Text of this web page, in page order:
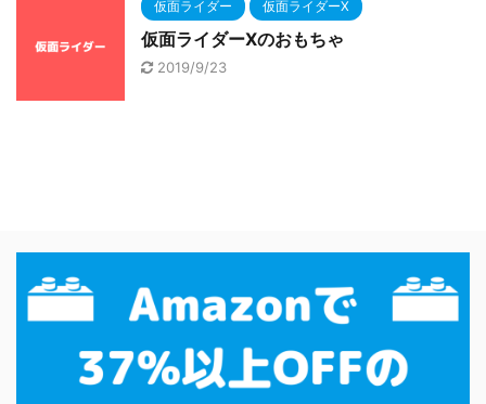
仮面ライダー 仮面ライダーX
仮面ライダーXのおもちゃ
2019/9/23